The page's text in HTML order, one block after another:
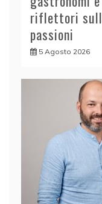
riflettori
passioni
5 Agosto 2026